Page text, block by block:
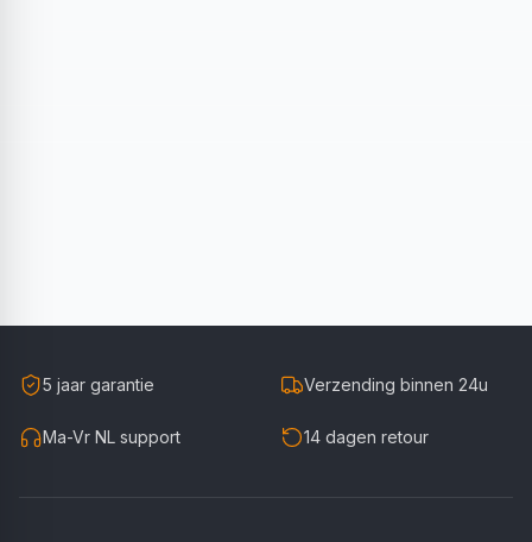
5 jaar garantie Verzending binnen 24u
Ma-Vr NL support 14 dagen retour